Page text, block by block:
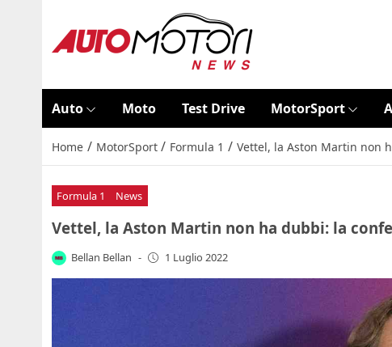
Auto Moto Test Drive MotorSport
Home / MotorSport / Formula 1 / Vettel, la Aston Martin non
Formula 1 News
Vettel, la Aston Martin non ha dubbi: la
Bellan Bellan - 1 Luglio 2022